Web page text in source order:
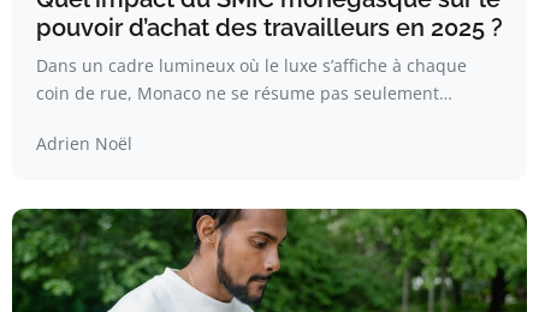
pouvoir d’achat des travailleurs en 2025 ?
Dans un cadre lumineux où le luxe s’affiche à chaque
coin de rue, Monaco ne se résume pas seulement…
Adrien Noël